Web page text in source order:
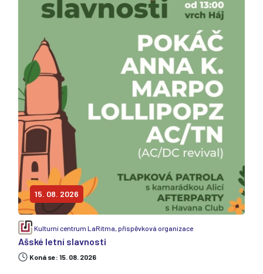
15. 08. 2026
Kulturní centrum LaRitma, příspěvková organizace
Ašské letní slavnosti
Koná se: 15. 08. 2026